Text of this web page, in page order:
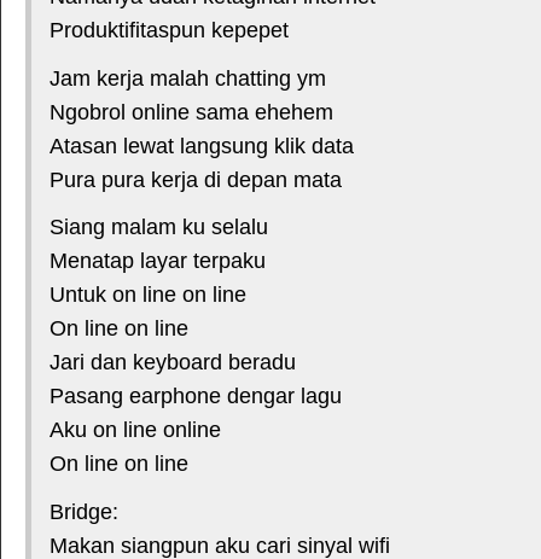
Produktifitaspun kepepet
Jam kerja malah chatting ym
Ngobrol online sama ehehem
Atasan lewat langsung klik data
Pura pura kerja di depan mata
Siang malam ku selalu
Menatap layar terpaku
Untuk on line on line
On line on line
Jari dan keyboard beradu
Pasang earphone dengar lagu
Aku on line online
On line on line
Bridge:
Makan siangpun aku cari sinyal wifi